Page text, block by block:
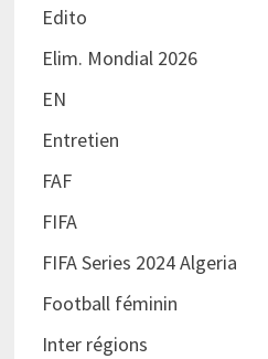
Edito
Elim. Mondial 2026
EN
Entretien
FAF
FIFA
FIFA Series 2024 Algeria
Football féminin
Inter régions